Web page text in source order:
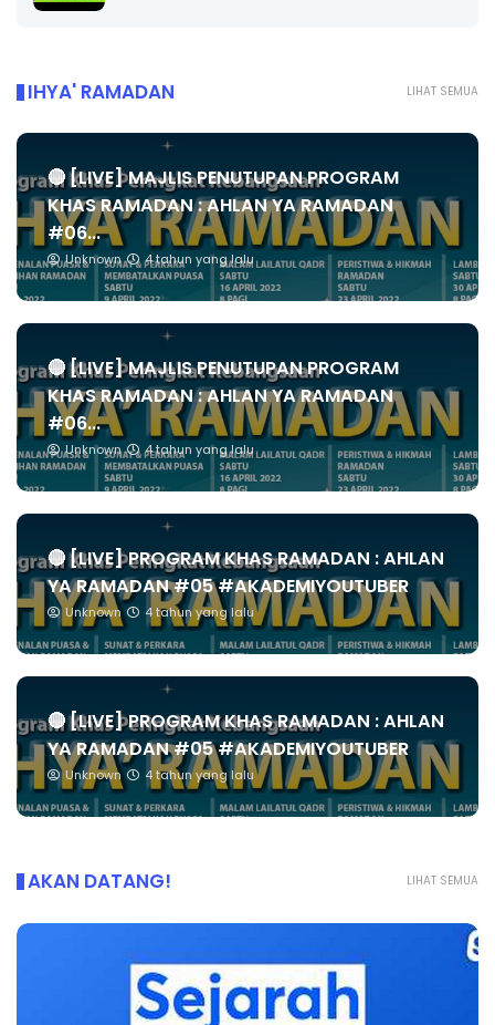
LIHAT SEMUA
IHYA' RAMADAN
🔴 [LIVE] MAJLIS PENUTUPAN PROGRAM
KHAS RAMADAN : AHLAN YA RAMADAN
#06...
Unknown 4 tahun yang lalu
🔴 [LIVE] MAJLIS PENUTUPAN PROGRAM
KHAS RAMADAN : AHLAN YA RAMADAN
#06...
Unknown 4 tahun yang lalu
🔴 [LIVE] PROGRAM KHAS RAMADAN : AHLAN
YA RAMADAN #05 #AKADEMIYOUTUBER
Unknown 4 tahun yang lalu
🔴 [LIVE] PROGRAM KHAS RAMADAN : AHLAN
YA RAMADAN #05 #AKADEMIYOUTUBER
Unknown 4 tahun yang lalu
LIHAT SEMUA
AKAN DATANG!